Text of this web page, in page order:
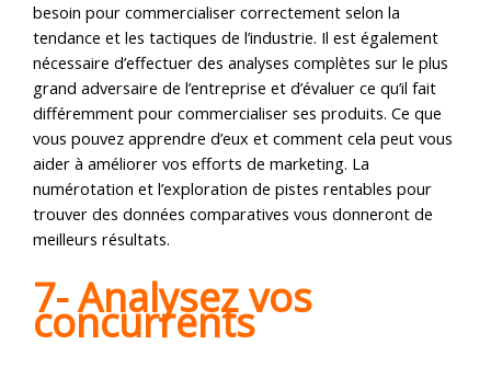
besoin pour commercialiser correctement selon la
tendance et les tactiques de l’industrie. Il est également
nécessaire d’effectuer des analyses complètes sur le plus
grand adversaire de l’entreprise et d’évaluer ce qu’il fait
différemment pour commercialiser ses produits. Ce que
vous pouvez apprendre d’eux et comment cela peut vous
aider à améliorer vos efforts de marketing. La
numérotation et l’exploration de pistes rentables pour
trouver des données comparatives vous donneront de
meilleurs résultats.
7- Analysez vos
concurrents